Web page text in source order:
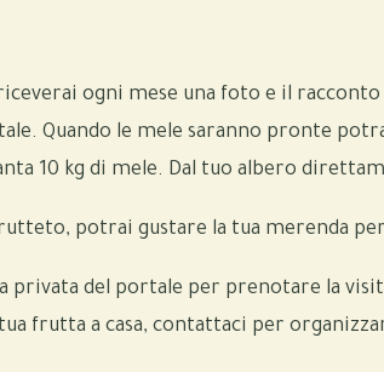
ogni mese una foto e il
Quando le mele saranno pronte
10 kg di mele. Dal tuo albero
potrai gustare la tua merenda
privata del portale per prenotare la
frutta a casa, contattaci per